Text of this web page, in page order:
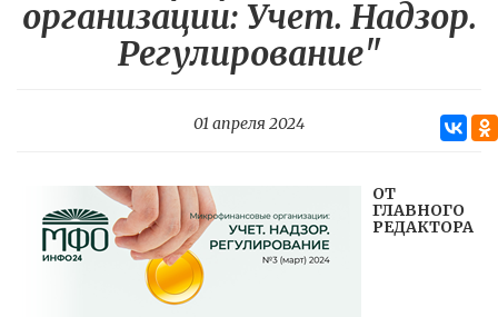
организации: Учет. Надзор.
Регулирование"
01 апреля 2024
ОТ
ГЛАВНОГО
РЕДАКТОРА